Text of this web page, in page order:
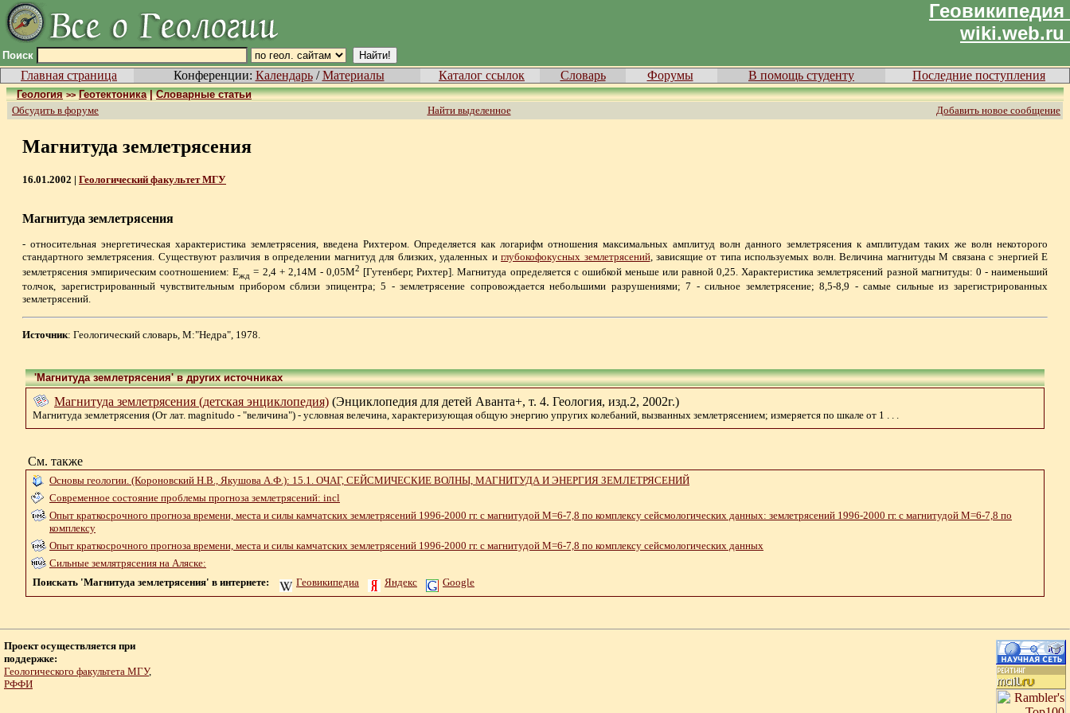
Геовикипедия
wiki.web.ru
Поиск
Главная страница Конференции: Календарь/Материалы Каталог ссылок Словарь Форумы В помощь студенту Последние поступления
Геология >> Геотектоника|Словарные статьи
Обсудить в форуме
Найти выделенное Добавить новое сообщение
Магнитуда землетрясения
16.01.2002 | Геологический факультет МГУ
Магнитуда землетрясения
- относительная энергетическая характеристика землетрясения, введена Рихтером. Определяется как логарифм отношения максимальных амплитуд волн данного землетрясения к амплитудам таких же волн некоторого
стандартного землетрясения. Существуют различия в определении магнитуд для близких, удаленных иглубокофокусных землетрясений, зависящие от типа используемых волн. Величина магнитуды М связана с энергией Е
землетрясения эмпирическим соотношением: Ежд = 2,4 + 2,14М - 0,05М2 [Гутенберг, Рихтер]. Магнитуда определяется с ошибкой меньше или равной 0,25. Характеристика землетрясений разной магнитуды: 0 - наименьший
толчок, зарегистрированный чувствительным прибором сблизи эпицентра; 5 - землетрясение сопровождается небольшими разрушениями; 7 - сильное землетрясение; 8,5-8,9 - самые сильные из зарегистрированных
землетрясений.
Источник: Геологический словарь, М:"Недра", 1978.
'Магнитуда землетрясения' в других источниках
Магнитуда землетрясения (детская энциклопедия) (Энциклопедия для детей Аванта+, т. 4. Геология, изд.2, 2002г.)
Магнитуда землетрясения (От лат. magnitudo - "величина") - условная велечина, характеризующая общую энергию упругих колебаний, вызванных землетрясением; измеряется по шкале от 1 . . .
См. также
Основы геологии. (Короновский Н.В., Якушова А.Ф.): 15.1. ОЧАГ, СЕЙСМИЧЕСКИЕ ВОЛНЫ, МАГНИТУДА И ЭНЕРГИЯ ЗЕМЛЕТРЯСЕНИЙ
Современное состояние проблемы прогноза землетрясений: incl
Опыт краткосрочного прогноза времени, места и силы камчатских землетрясений 1996-2000 гг. с магнитудой М=6-7,8 по комплексу сейсмологических данных: землетрясений 1996-2000 гг. с магнитудой М=6-7,8 по
комплексу
Опыт краткосрочного прогноза времени, места и силы камчатских землетрясений 1996-2000 гг. с магнитудой М=6-7,8 по комплексу сейсмологических данных
Сильные землятрясения на Аляске:
Поискать 'Магнитуда землетрясения' в интернете:
Геовикипедиа Яндекс Google
Проект осуществляется при
поддержке:
Геологического факультета МГУ,
РФФИ